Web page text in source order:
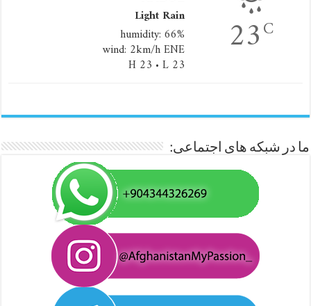
23C
Light Rain
humidity: 66%
wind: 2km/h ENE
H 23 • L 23
ما در شبکه های اجتماعی: